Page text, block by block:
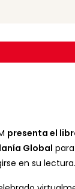
presenta el
Global
en su lectura.